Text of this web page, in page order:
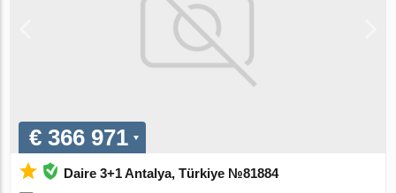
€ 366 971
Daire 3+1 Antalya, Türkiye №81884